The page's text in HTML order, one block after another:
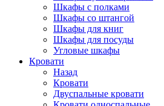
Шкафы с полками
Шкафы со штангой
Шкафы для книг
Шкафы для посуды
Угловые шкафы
Кровати
Назад
Кровати
Двуспальные кровати